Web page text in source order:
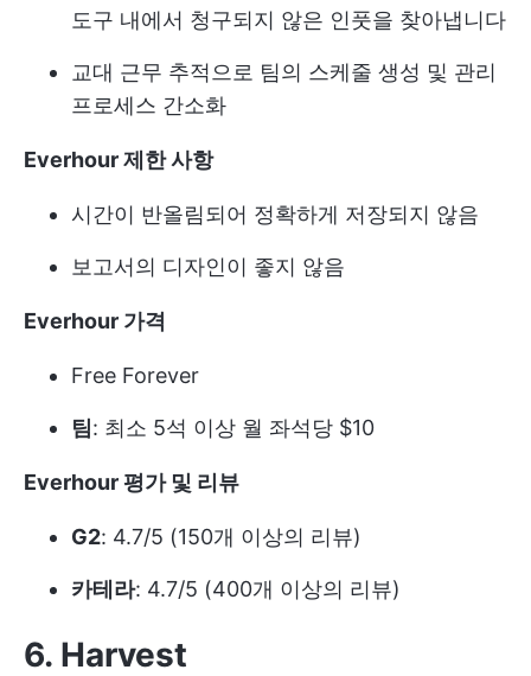
도구 내에서 청구되지 않은 인풋을 찾아냅니다
교대 근무 추적으로 팀의 스케줄 생성 및 관리
프로세스 간소화
Everhour 제한 사항
시간이 반올림되어 정확하게 저장되지 않음
보고서의 디자인이 좋지 않음
Everhour 가격
Free Forever
팀: 최소 5석 이상 월 좌석당 $10
Everhour 평가 및 리뷰
G2: 4.7/5 (150개 이상의 리뷰)
카테라: 4.7/5 (400개 이상의 리뷰)
6. Harvest